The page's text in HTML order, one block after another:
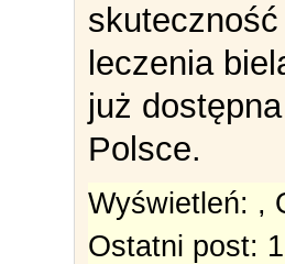
leczenia
już
Polsce.
Wyświetleń: ,
Ostatni post: